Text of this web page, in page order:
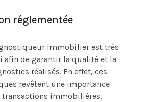
réglementée
immobilier est très
afin de garantir la qualité et la
réalisés. En effet, ces
revêtent une importance
transactions immobilières,